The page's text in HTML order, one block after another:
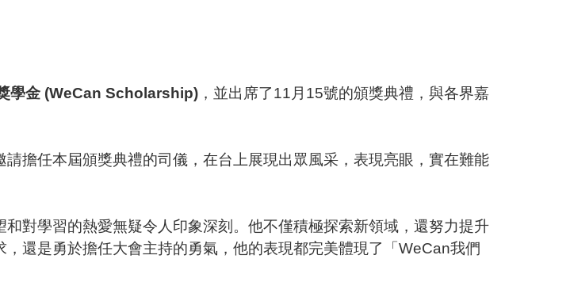
學金 (WeCan Scholarship) ，並出席了11 月 15號的頒獎典禮，與各界嘉
擔任本屆頒獎典禮的司儀，在台上展現出眾風采，表現亮眼，實在難能
對學習的熱愛無疑令人印象深刻。他不僅積極探索新領域，還努力提升
還是勇於擔任大會主持的勇氣，他的表現都完美體現了「 WeCan我們